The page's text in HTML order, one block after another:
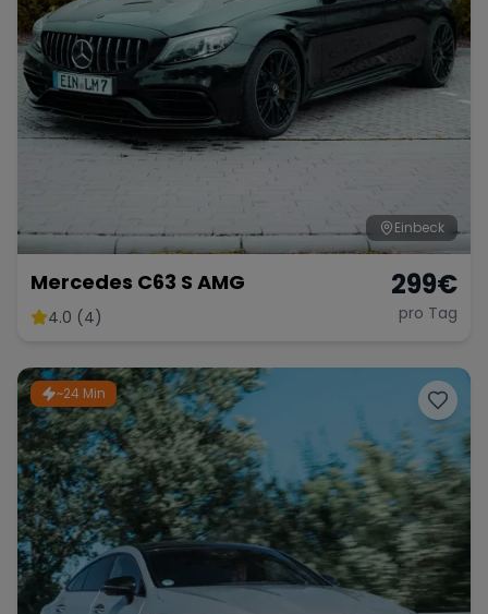
Einbeck
Mercedes C63 S AMG
4.0 (4)
299€
pro Tag
~24 Min